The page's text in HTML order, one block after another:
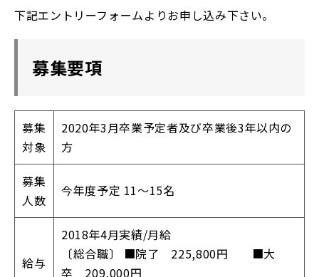
下記エントリーフォームよりお申し込み下さい。
募集要項
募集
対象
2020年3月卒業予定者及び卒業後3年以内の
方
募集
人数
今年度予定 11～15名
給与
2018年4月実績/月給
〔総合職〕 ■院了 225,800円 ■大
卒 209,000円